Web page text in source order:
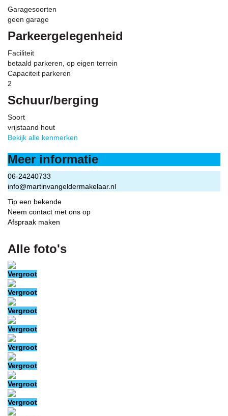
Garagesoorten
geen garage
Parkeergelegenheid
Faciliteit
betaald parkeren, op eigen terrein
Capaciteit parkeren
2
Schuur/berging
Soort
vrijstaand hout
Bekijk alle kenmerken
Meer informatie
06-24240733
info@martinvangeldermakelaar.nl
Tip een bekende
Neem contact met ons op
Afspraak maken
Alle foto's
Vergroot
Vergroot
Vergroot
Vergroot
Vergroot
Vergroot
Vergroot
Vergroot